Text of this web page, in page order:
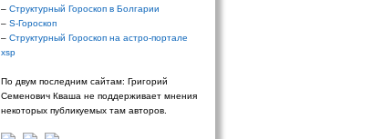
– Структурный Гороскоп в Болгарии
– S-Гороскоп
– Структурный Гороскоп на астро-портале
xsp
По двум последним сайтам: Григорий
Семенович Кваша не поддерживает мнения
некоторых публикуемых там авторов.